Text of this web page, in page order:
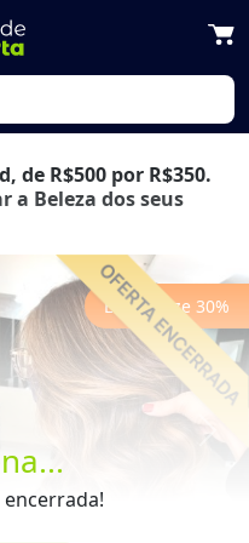
de R$500 por R$350.
a Beleza dos seus
Economize 30%